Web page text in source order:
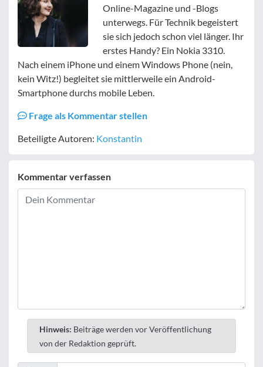
Online-Magazine und -Blogs
unterwegs. Für Technik begeistert
sie sich jedoch schon viel länger. Ihr
erstes Handy? Ein Nokia 3310.
Nach einem iPhone und einem Windows Phone (nein,
kein Witz!) begleitet sie mittlerweile ein Android-
Smartphone durchs mobile Leben.
Frage als Kommentar stellen
Beteiligte Autoren: Konstantin
Kommentar verfassen
Hinweis: Beiträge werden vor Veröffentlichung
von der Redaktion geprüft.